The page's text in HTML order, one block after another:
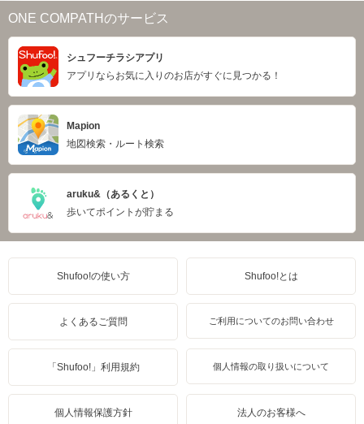
ONE COMPATHのサービス
シュフーチラシアプリ
アプリならお気に入りのお店がすぐに見つかる！
Mapion
地図検索・ルート検索
aruku&（あるくと）
歩いてポイントが貯まる
Shufoo!の使い方 Shufoo!とは
よくあるご質問 ご利用についてのお問い合わせ
「Shufoo!」利用規約 個人情報の取り扱いについて
個人情報保護方針 法人のお客様へ